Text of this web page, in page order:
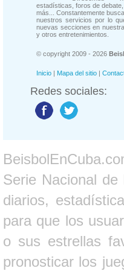
estadísticas, foros de
más... Constantemente
nuestros servicios por lo
nuevas secciones en
y otros entretenimientos.
© copyright 2009 - 2026
Inicio | Mapa del sitio |
Redes sociales:
Serie Nacional
diarios,
para que los
o sus estrellas
pronosticar los